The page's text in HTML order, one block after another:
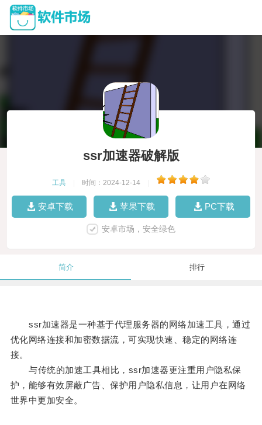
ssr加速器破解版
工具 时间：2024-12-14
安卓下载 苹果下载 PC下载
安卓市场，安全绿色
简介 排行
ssr加速器是一种基于代理服务器的网络加速工具，通过
优化网络连接和加密数据流，可实现快速、稳定的网络连
接。
与传统的加速工具相比，ssr加速器更注重用户隐私保
护，能够有效屏蔽广告、保护用户隐私信息，让用户在网络
世界中更加安全。